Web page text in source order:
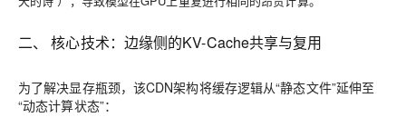
二、 核心技术：边缘侧的KV-Cache共享与复用
为了解决显存瓶颈，该CDN架构将缓存逻辑从“静态文件”延伸至
“动态计算状态”：